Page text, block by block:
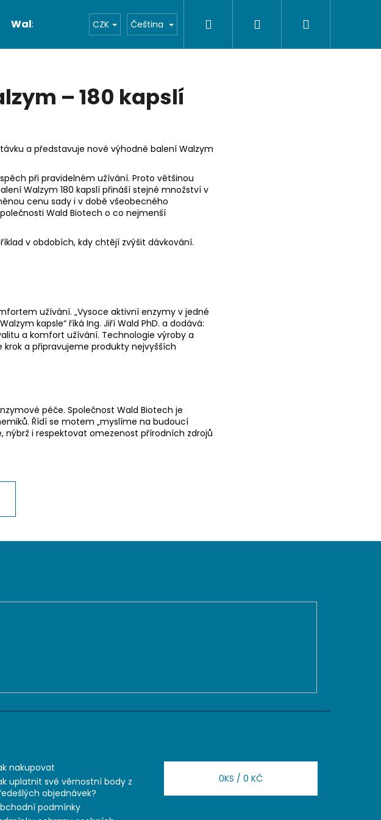
Walzym Partner O nás
CZK Čeština Hledat PřihlášeníNákupní
– 180 kapslí
a představuje nové výhodné balení Walzym
při pravidelném užívání. Proto většinou
Walzym 180 kapslí přináší stejné množství v
cenu sady i v době všeobecného
Wald Biotech o co nejmenší
v obdobích, kdy chtějí zvýšit dávkování.
užívání. „Vysoce aktivní enzymy v jedné
kapsle“ říká Ing. Jiří Wald PhD. a dodává:
a komfort užívání. Technologie výroby a
a připravujeme produkty nejvyšších
péče. Společnost Wald Biotech je
Řídí se motem „myslíme na budoucí
nýbrž i respektovat omezenost přírodních zdrojů
nakupovat
uplatnit své věrnostní body z
objednávek?
podmínky
0KS / 0 KČ